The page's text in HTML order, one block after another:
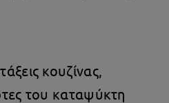
κουζίνας,
του καταψύκτη